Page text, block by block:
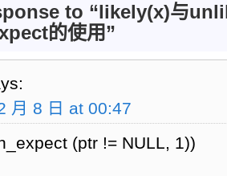
to “likely(x)与
的使用”
月 8 日 at 00:47
(ptr != NULL, 1))